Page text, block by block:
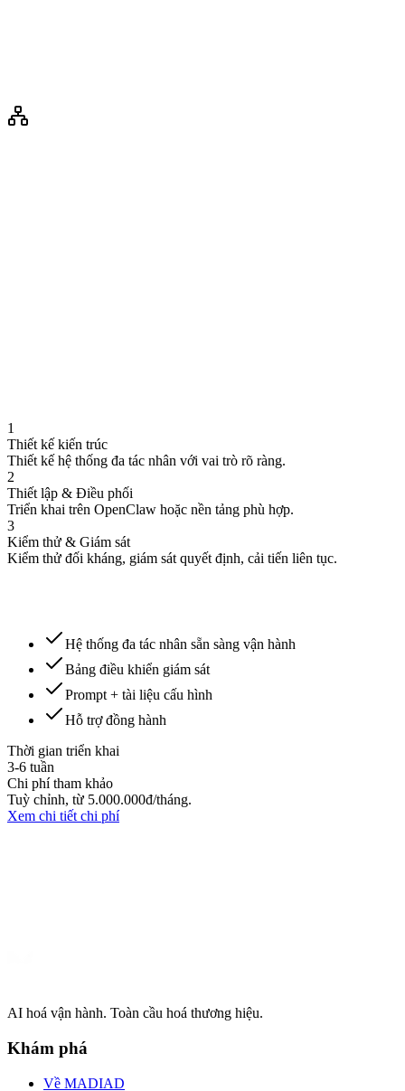
1
Thiết kế kiến trúc
Thiết kế hệ thống đa tác nhân với vai trò rõ ràng.
2
Thiết lập & Điều phối
Triển khai trên OpenClaw hoặc nền tảng phù hợp.
3
Kiểm thử & Giám sát
Kiểm thử đối kháng, giám sát quyết định, cải tiến liên tục.
Hệ thống đa tác nhân sẵn sàng vận hành
Bảng điều khiển giám sát
Prompt + tài liệu cấu hình
Hỗ trợ đồng hành
Thời gian triển khai
3-6 tuần
Chi phí tham khảo
Tuỳ chỉnh, từ 5.000.000đ/tháng.
Xem chi tiết chi phí
AI hoá vận hành. Toàn cầu hoá thương hiệu.
Khám phá
Về MADIAD